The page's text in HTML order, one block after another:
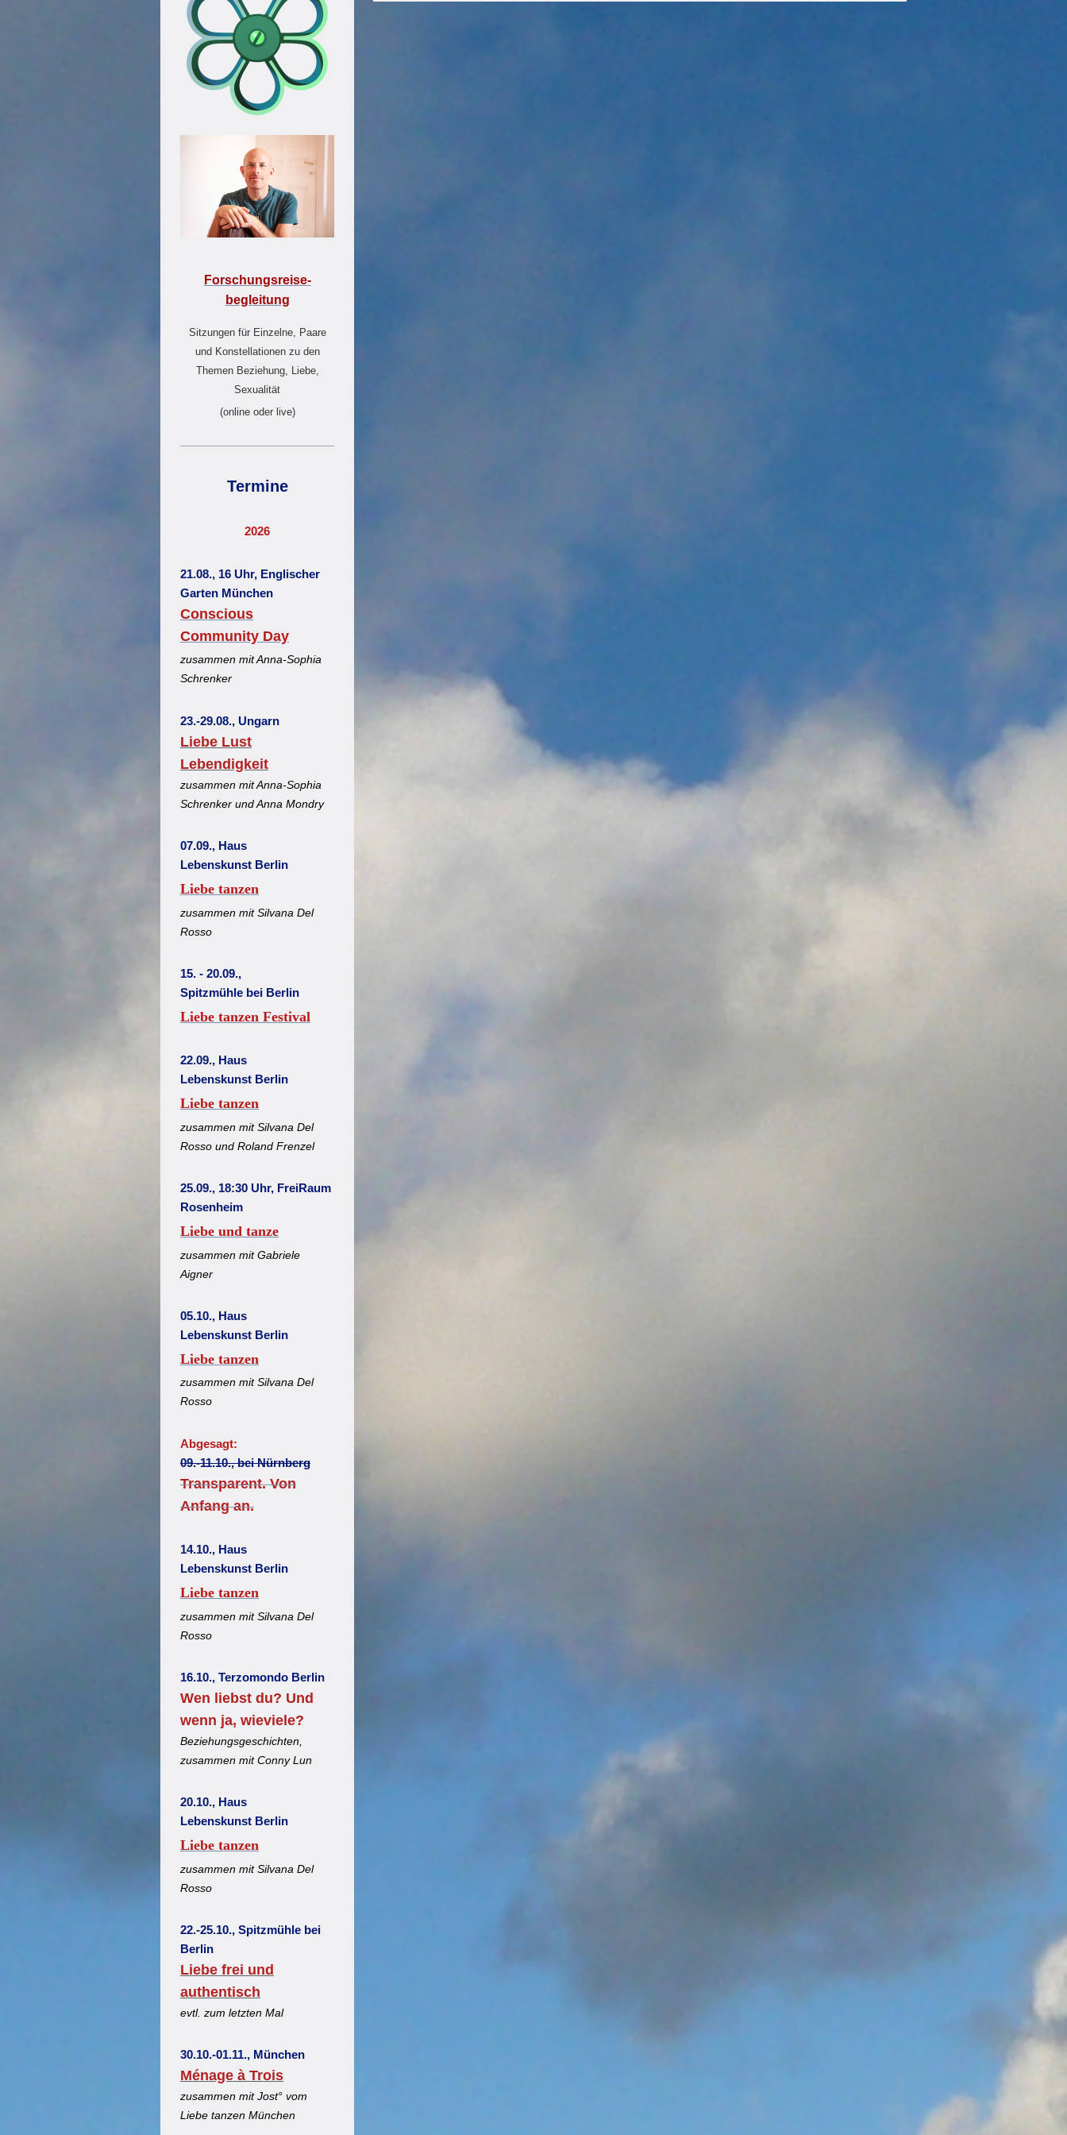
Forschungsreise-
begleitung
Sitzungen für Einzelne, Paare
und Konstellationen zu den
Themen Beziehung, Liebe,
Sexualität
(online oder live)
Termine
2026
21.08., 16 Uhr, Englischer
Garten München
Conscious
Community Day
zusammen mit Anna-Sophia
Schrenker
23.-29.08., Ungarn
Liebe Lust
Lebendigkeit
zusammen mit Anna-Sophia
Schrenker und Anna Mondry
07.09., Haus
Lebenskunst Berlin
Liebe tanzen
zusammen mit Silvana Del
Rosso
15. - 20.09.,
Spitzmühle bei Berlin
Liebe tanzen Festival
22.09., Haus
Lebenskunst Berlin
Liebe tanzen
zusammen mit Silvana Del
Rosso und Roland Frenzel
25.09., 18:30 Uhr, FreiRaum
Rosenheim
Liebe und tanze
zusammen mit Gabriele
Aigner
05.10., Haus
Lebenskunst Berlin
Liebe tanzen
zusammen mit Silvana Del
Rosso
Abgesagt:
09.-11.10., bei Nürnberg
Transparent. Von
Anfang an.
14.10., Haus
Lebenskunst Berlin
Liebe tanzen
zusammen mit Silvana Del
Rosso
16.10., Terzomondo Berlin
Wen liebst du? Und
wenn ja, wieviele?
Beziehungsgeschichten,
zusammen mit Conny Lun
20.10., Haus
Lebenskunst Berlin
Liebe tanzen
zusammen mit Silvana Del
Rosso
22.-25.10., Spitzmühle bei
Berlin
Liebe frei und
authentisch
evtl. zum letzten Mal
30.10.-01.11., München
Ménage à Trois
zusammen mit Jost° vom
Liebe tanzen München